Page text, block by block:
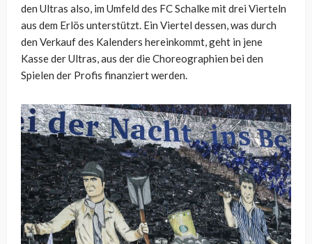
den Ultras also, im Umfeld des FC Schalke mit drei Vierteln
aus dem Erlös unterstützt. Ein Viertel dessen, was durch
den Verkauf des Kalenders hereinkommt, geht in jene
Kasse der Ultras, aus der die Choreographien bei den
Spielen der Profis finanziert werden.